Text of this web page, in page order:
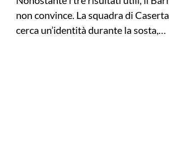
non convince. La squadra di Caserta
cerca un’identità durante la sosta,…